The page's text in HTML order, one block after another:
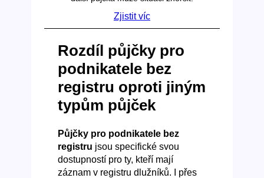
Zjistit víc
Rozdíl půjčky pro
podnikatele bez
registru oproti jiným
typům půjček
Půjčky pro podnikatele bez
registru jsou specifické svou
dostupností pro ty, kteří mají
záznam v registru dlužníků. I přes